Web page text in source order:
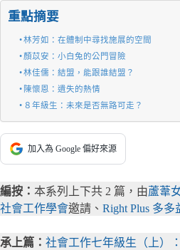
重點摘要
林芳如：在體制中尋找施展的空間
顏苡安：小白兔的公門冒險
林佳儒：結盟，能跟誰結盟？
陳懷恩：遺失的熱情
８年級生：未來是否無路可走？
加入為 Google 偏好來源
編按： 本系列上下共 2 篇，由蘆葦
社會工作學會邀請、 Right Plus 多多
承上篇： 社會工作七年級生（上）